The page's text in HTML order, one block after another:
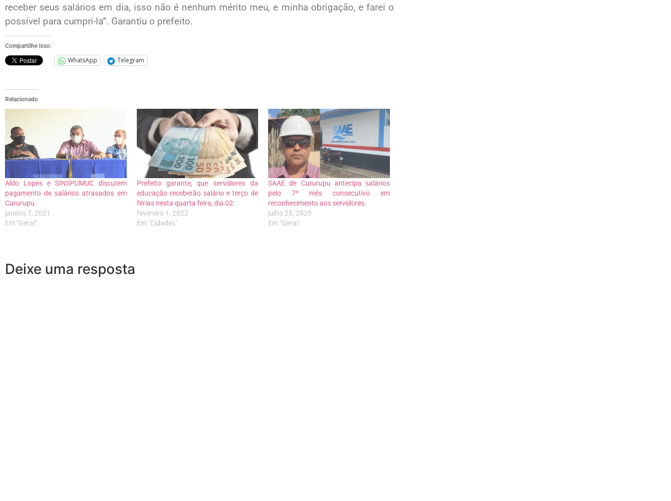
receber seus salários em dia, isso não é nenhum mérito meu, e minha obrigação, e farei o
possível para cumpri-la”. Garantiu o prefeito.
Compartilhe isso:
WhatsApp Telegram
Relacionado
Aldo Lopes e SINSPUMUC discutem
pagamento de salários atrasados em
Cururupu.
janeiro 7, 2021
Em "Geral"
Prefeito garante, que servidores da
educação receberão salário e terço de
férias nesta quarta feira, dia 02.
fevereiro 1, 2022
Em "Cidades"
SAAE de Cururupu antecipa salários
pelo 7º mês consecutivo em
reconhecimento aos servidores.
julho 25, 2025
Em "Geral"
Deixe uma resposta